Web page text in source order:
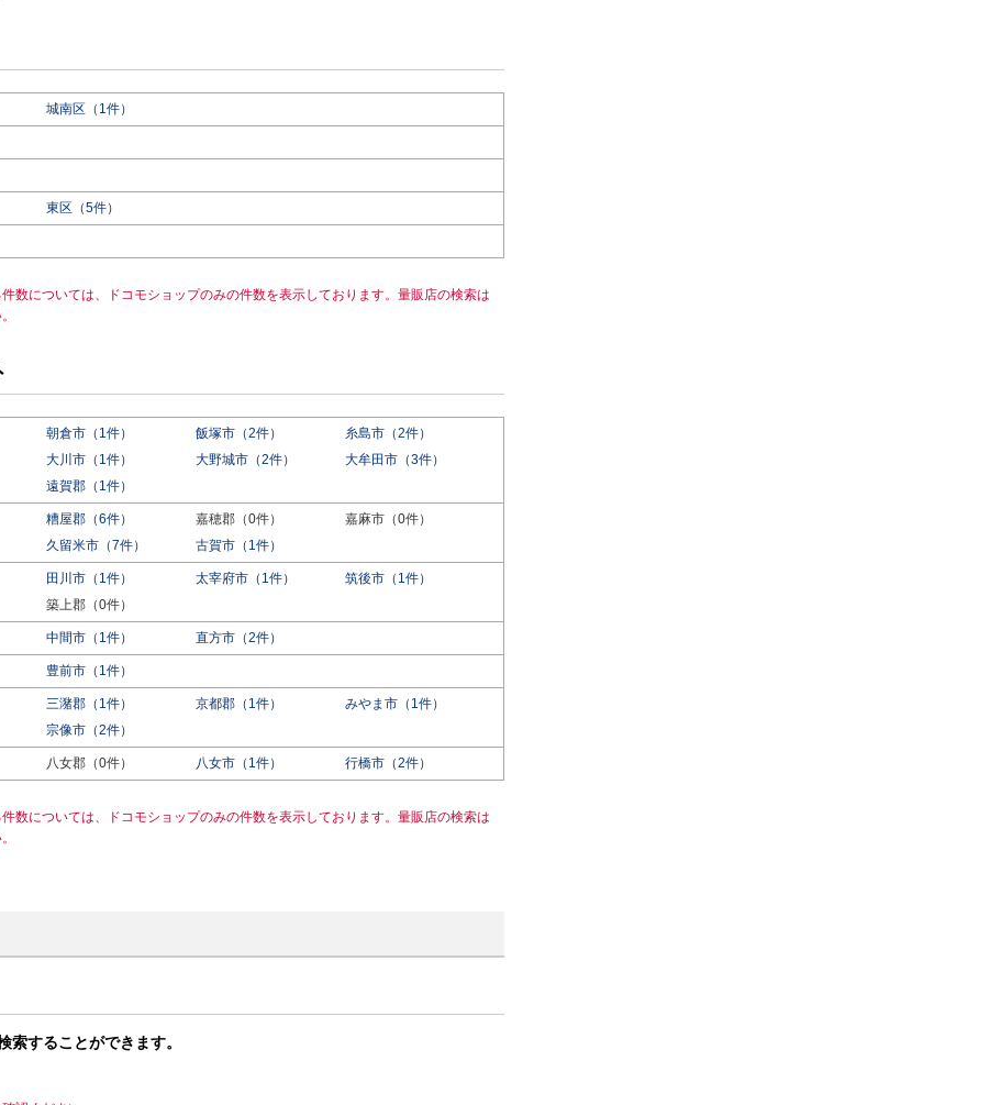
城南区（1件）
東区（5件）
数については、ドコモショップのみの件数を表示しております。量販店の検索は
朝倉市（1件） 飯塚市（2件）
糸島市（2件）
大川市（1件） 大野城市（2件）
大牟田市（3件）
遠賀郡（1件）
糟屋郡（6件） 嘉穂郡（0件）
嘉麻市（0件）
久留米市（7件） 古賀市（1件）
田川市（1件） 太宰府市（1件）
筑後市（1件）
築上郡（0件）
中間市（1件） 直方市（2件）
豊前市（1件）
三潴郡（1件） 京都郡（1件）
みやま市（1件）
宗像市（2件）
八女郡（0件） 八女市（1件） 行橋市（2件）
数については、ドコモショップのみの件数を表示しております。量販店の検索は
索することができます。